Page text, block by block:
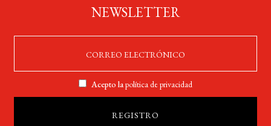
NEWSLETTER
Acepto lapolítica de privacidad